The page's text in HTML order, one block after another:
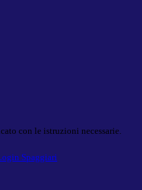
con le istruzioni necessarie.
Spaggiari